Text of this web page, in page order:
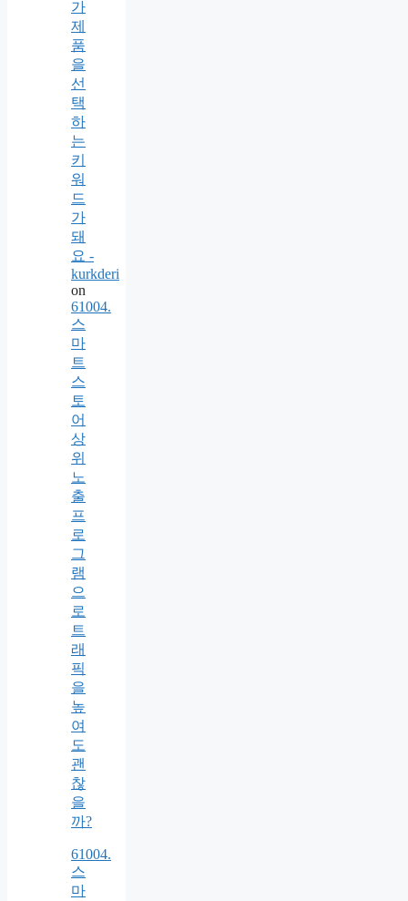
가
제
품
을
선
택
하
는
키
워
드
가
돼
요 -
kurkderi
on
61004.
스
마
트
스
토
어
상
위
노
출
프
로
그
램
으
로
트
래
픽
을
높
여
도
괜
찮
을
까?
61004.
스
마